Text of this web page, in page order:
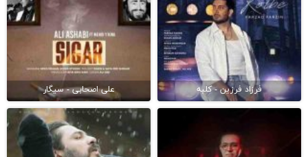
فرزاد فرزین - کلبه علی اصحابی - سیگار